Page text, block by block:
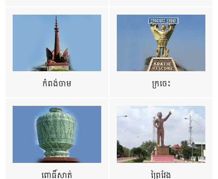
កំពង់ចាម ក្រចេះ
ពោធិ៍សាត់ ព្រៃវែង